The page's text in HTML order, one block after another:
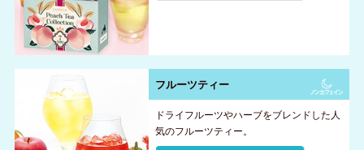
フルーツティー
ドライフルーツやハーブをブレンドした人
気のフルーツティー。